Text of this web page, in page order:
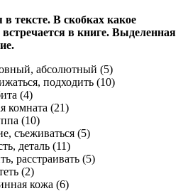
тексте. В скобках какое
встречается в книге. Выделенная
абсолютный (5)
подходить (10)
(4)
комната (21)
(10)
съеживаться (5)
деталь (11)
расстраивать (5)
(2)
кожа (6)